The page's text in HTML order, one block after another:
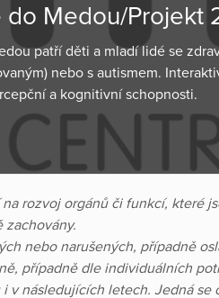
do Medou/Projekt
patří děti a mladí lidé se
nebo s autismem.
a kognitivní schopnosti.
rozvoj orgánů či funkcí, které
zachovány.
nebo narušených, případně
případně dle individuálních
v následujících letech. Jedná se